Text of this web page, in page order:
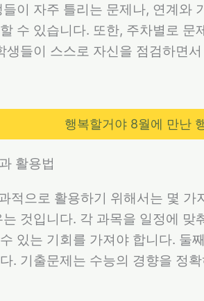
이 자주 틀리는 문제나, 연계와
수 있습니다. 또한, 주차별로
생들이 스스로 자신을 점검하면
행복할거야 8월에 만난
활용법
적으로 활용하기 위해서는 몇
것입니다. 각 과목을 일정에 맞
있는 기회를 가져야 합니다. 둘
. 기출문제는 수능의 경향을 정